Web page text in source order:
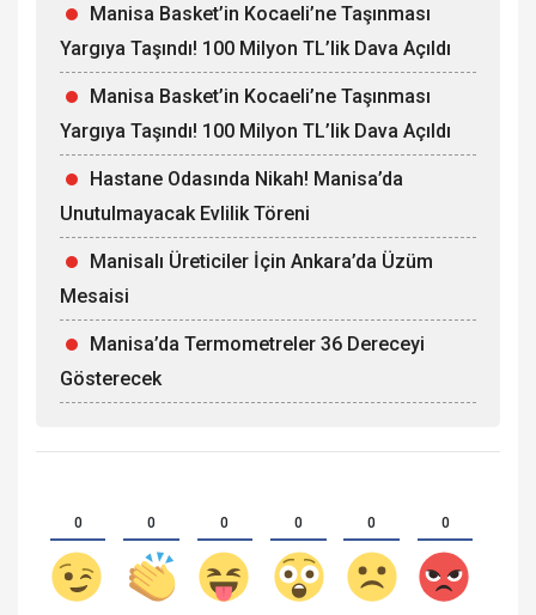
Manisa Basket’in Kocaeli’ne Taşınması
Yargıya Taşındı! 100 Milyon TL’lik Dava Açıldı
Manisa Basket’in Kocaeli’ne Taşınması
Yargıya Taşındı! 100 Milyon TL’lik Dava Açıldı
Hastane Odasında Nikah! Manisa’da
Unutulmayacak Evlilik Töreni
Manisalı Üreticiler İçin Ankara’da Üzüm
Mesaisi
Manisa’da Termometreler 36 Dereceyi
Gösterecek
0 0 0 0 0 0